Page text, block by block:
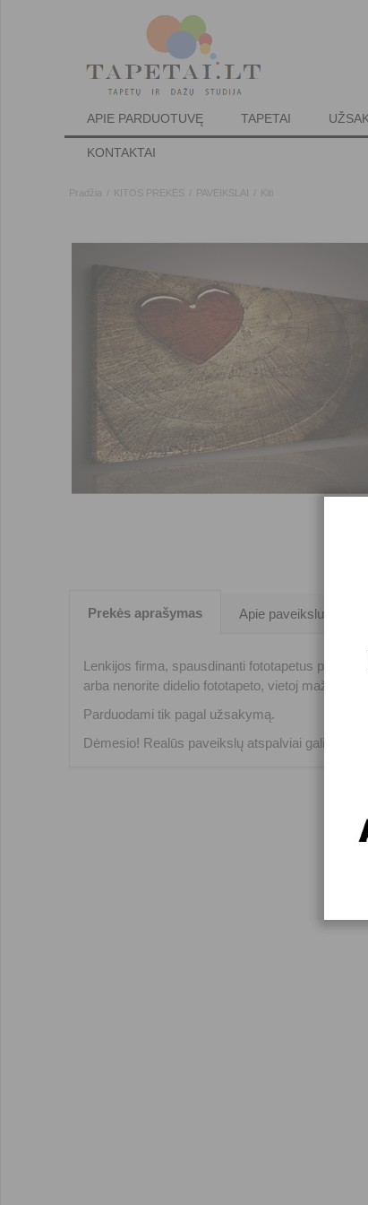
APIE PARDUOTUVĘ TAPETAI
KONTAKTAI
Pradžia KITOS PREKĖS PAVEIKSLAI Kiti
Prekės aprašymas Apie paveikslus
Lenkijos firma, spausdinanti fototapetus
arba nenorite didelio fototapeto, vietoj mažo
Parduodami tik pagal užsakymą.
Dėmesio! Realūs paveikslų atspalviai gali